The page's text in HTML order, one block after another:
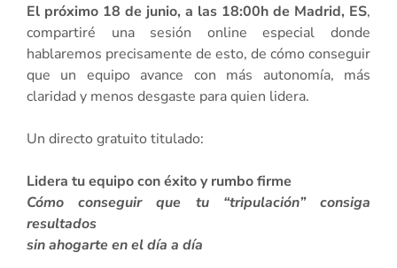
El próximo 18 de junio, a las 18:00h de Madrid, ES,
compartiré una sesión online especial donde
hablaremos precisamente de esto, de cómo conseguir
que un equipo avance con más autonomía, más
claridad y menos desgaste para quien lidera.
Un directo gratuito titulado:
Lidera tu equipo con éxito y rumbo firme
Cómo conseguir que tu “tripulación” consiga
resultados
sin ahogarte en el día a día